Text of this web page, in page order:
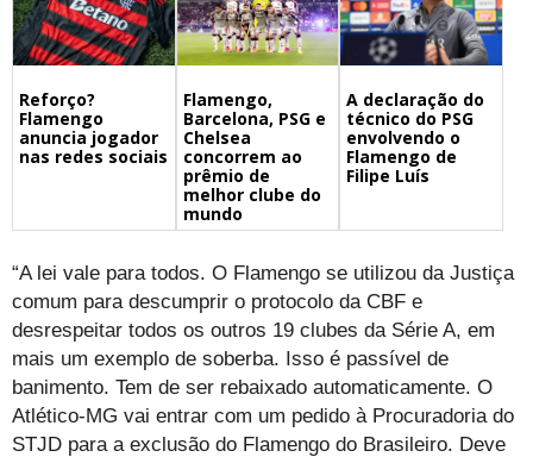
Reforço?
Flamengo
anuncia jogador
nas redes sociais
Flamengo,
Barcelona, PSG e
Chelsea
concorrem ao
prêmio de
melhor clube do
mundo
A declaração do
técnico do PSG
envolvendo o
Flamengo de
Filipe Luís
“A lei vale para todos. O Flamengo se utilizou da Justiça
comum para descumprir o protocolo da CBF e
desrespeitar todos os outros 19 clubes da Série A, em
mais um exemplo de soberba. Isso é passível de
banimento. Tem de ser rebaixado automaticamente. O
Atlético-MG vai entrar com um pedido à Procuradoria do
STJD para a exclusão do Flamengo do Brasileiro. Deve